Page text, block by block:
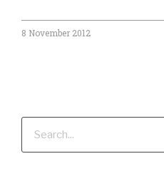
8 November 2012